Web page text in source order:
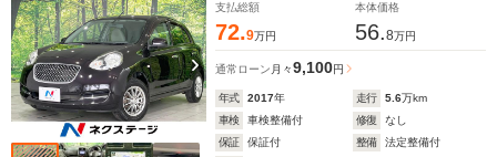
支払総額
72.9万円
本体価格
56.8万円
通常ローン 月々9,100円
年式 2017年 走行 5.6万km
車検
車検整備付 修復
なし
保証
保証付 整備
法定整備付